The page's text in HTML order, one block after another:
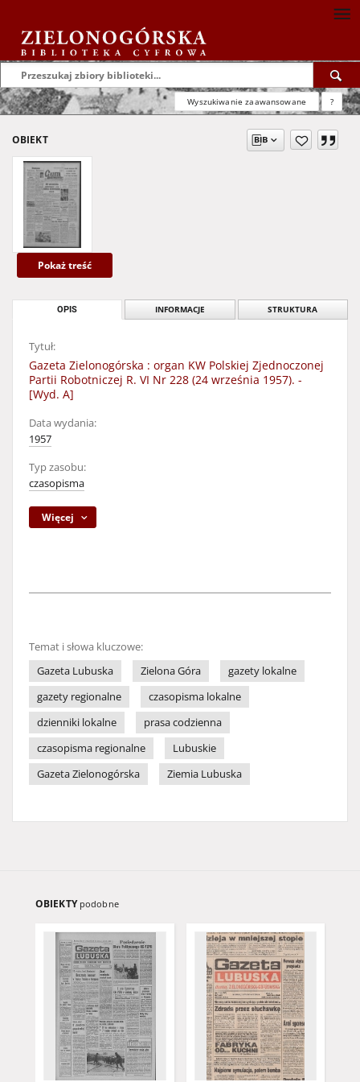
Wyszukiwanie zaawansowane ?
OBIEKT
Pokaż treść
OPIS INFORMACJE STRUKTURA
Tytuł:
Gazeta Zielonogórska : organ KW Polskiej Zjednoczonej
Partii Robotniczej R. VI Nr 228 (24 września 1957). -
[Wyd. A]
Data wydania:
1957
Typ zasobu:
czasopisma
Więcej
Temat i słowa kluczowe:
Gazeta Lubuska
Zielona Góra
gazety lokalne
gazety regionalne
czasopisma lokalne
dzienniki lokalne
prasa codzienna
czasopisma regionalne
Lubuskie
Gazeta Zielonogórska
Ziemia Lubuska
OBIEKTY podobne